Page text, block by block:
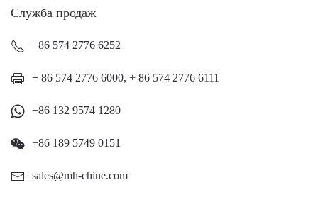
Служба продаж
+86 574 2776 6252
+ 86 574 2776 6000, + 86 574 2776 6111
+86 132 9574 1280
+86 189 5749 0151
sales@mh-chine.com